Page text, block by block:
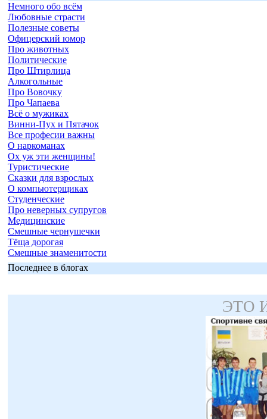
Немного обо всём
Любовные страсти
Полезные советы
Офицерский юмор
Про животных
Политические
Про Штирлица
Алкогольные
Про Вовочку
Про Чапаева
Всё о мужиках
Винни-Пух и Пятачок
Все професии важны
О наркоманах
Ох уж эти женщины!
Туристические
Сказки для взрослых
О компьютерщиках
Студенческие
Про неверных супругов
Медицинские
Смешные чернушечки
Тёща дорогая
Смешные знаменитости
Последнее в блогах
ЭТО